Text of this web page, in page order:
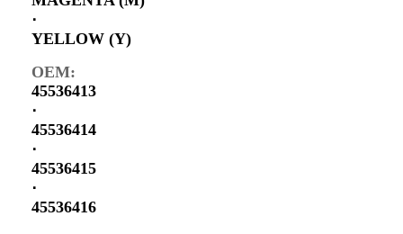
⋅
YELLOW (Y)
OEM:
45536413
⋅
45536414
⋅
45536415
⋅
45536416